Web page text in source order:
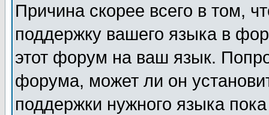
Причина скорее всего в том,
поддержку вашего языка в
этот форум на ваш язык.
форума, может ли он
поддержки нужного языка